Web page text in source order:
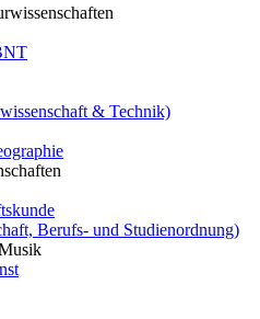
& Technik)
Berufs- und Studienordnung)